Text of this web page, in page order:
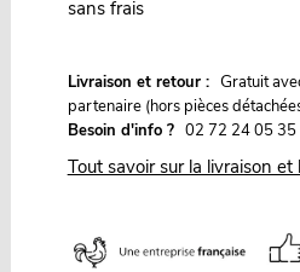
sans frais
Livraison et retour : Gratuit
partenaire (hors pièces
Besoin d'info ? 02 72 24 05 35
Tout savoir sur la livraison et